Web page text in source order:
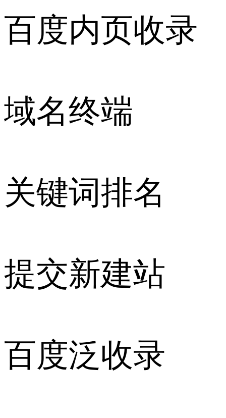
百度内页收录
域名终端
关键词排名
提交新建站
百度泛收录